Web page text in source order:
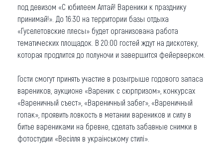
под девизом «С юбилеем Алтай! Вареники к празднику
принимай!». До 16:30 на территории базы отдыха
«Гуселетовские плесы» будет организована работа
тематических площадок. В 20:00 гостей ждут на дискотеку,
которая продлится до полуночи и завершится фейерверком.
Гости смогут принять участие в розыгрыше годового запаса
вареников, аукционе «Вареник с сюрпризом», конкурсах
«Вареничный съест», «Вареничный забег», «Вареничный
гопак», проявить ловкость в метании вареников и силу в
битье варениками на бревне, сделать забавные снимки в
фотостудии «Весiлля в украiнському стилi».